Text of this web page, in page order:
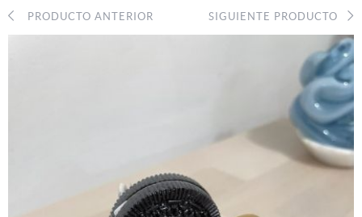
PRODUCTO ANTERIOR SIGUIENTE PRODUCTO